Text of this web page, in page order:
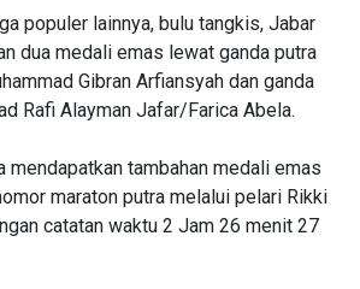
populer lainnya, bulu tangkis, Jabar
dua medali emas lewat ganda putra
Gibran Arfiansyah dan ganda
Rafi Alayman Jafar/Farica Abela.
mendapatkan tambahan medali emas
maraton putra melalui pelari Rikki
catatan waktu 2 Jam 26 menit 27